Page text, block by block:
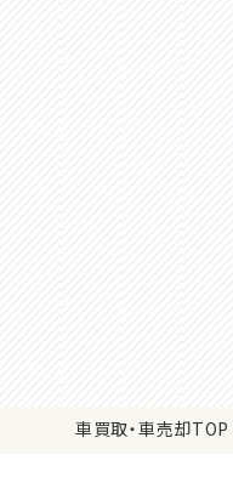
車買取・車売却TOP